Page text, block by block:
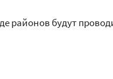
районов будут